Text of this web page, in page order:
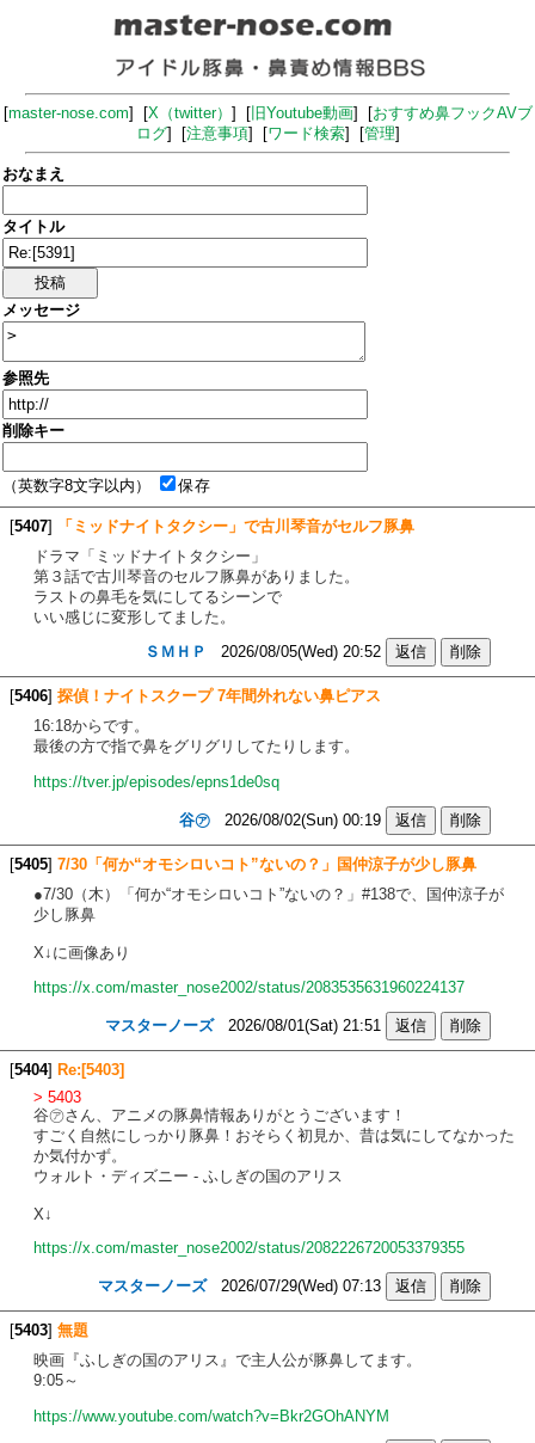
[master-nose.com] [X（twitter） ] [旧Youtube動画] [おすすめ鼻フックAVブ
ログ] [注意事項] [ワード検索] [管理]
おなまえ
タイトル
メッセージ
参照先
削除キー
（英数字8文字以内） 保存
[5407]
「ミッドナイトタクシー」で古川琴音がセルフ豚鼻
ドラマ「ミッドナイトタクシー」
第３話で古川琴音のセルフ豚鼻がありました。
ラストの鼻毛を気にしてるシーンで
いい感じに変形してました。
ＳＭＨＰ
2026/08/05(Wed) 20:52
[5406] 探偵！ナイトスクープ 7年間外れない鼻ピアス
16:18からです。
最後の方で指で鼻をグリグリしてたりします。
https://tver.jp/episodes/epns1de0sq
谷㋐ 2026/08/02(Sun) 00:19
[5405] 7/30「何か“オモシロいコト”ないの？」国仲涼子が少し豚鼻
●7/30（木）「何か“オモシロいコト”ないの？」#138で、国仲涼子が
少し豚鼻
X↓に画像あり
https://x.com/master_nose2002/status/2083535631960224137
マスターノーズ2026/08/01(Sat) 21:51
[5404] Re:[5403]
> 5403
谷㋐さん、アニメの豚鼻情報ありがとうございます！
すごく自然にしっかり豚鼻！おそらく初見か、昔は気にしてなかった
か気付かず。
ウォルト・ディズニー - ふしぎの国のアリス
X↓
https://x.com/master_nose2002/status/2082226720053379355
マスターノーズ2026/07/29(Wed) 07:13
[5403] 無題
映画『ふしぎの国のアリス』で主人公が豚鼻してます。
9:05～
https://www.youtube.com/watch?v=Bkr2GOhANYM